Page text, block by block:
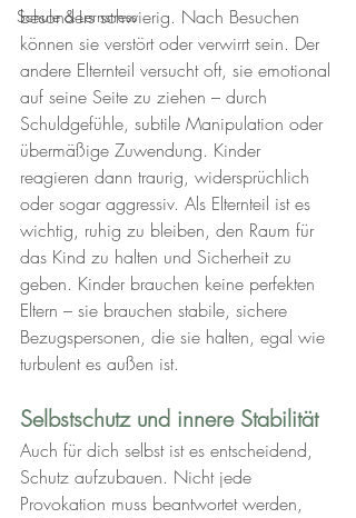
Schule & Lernstress
besonders schwierig. Nach Besuchen
können sie verstört oder verwirrt sein. Der
andere Elternteil versucht oft, sie emotional
auf seine Seite zu ziehen – durch
Schuldgefühle, subtile Manipulation oder
übermäßige Zuwendung. Kinder
reagieren dann traurig, widersprüchlich
oder sogar aggressiv. Als Elternteil ist es
wichtig, ruhig zu bleiben, den Raum für
das Kind zu halten und Sicherheit zu
geben. Kinder brauchen keine perfekten
Eltern – sie brauchen stabile, sichere
Bezugspersonen, die sie halten, egal wie
turbulent es außen ist.
Selbstschutz und innere Stabilität
Auch für dich selbst ist es entscheidend,
Schutz aufzubauen. Nicht jede
Provokation muss beantwortet werden,